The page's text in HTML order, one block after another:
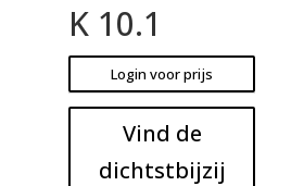
K 10.1
Login voor prijs
Vind de
dichtstbijzij